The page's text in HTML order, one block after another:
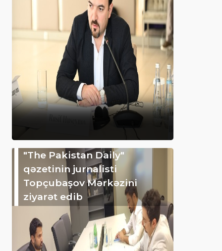
"The Pakistan Daily"
qəzetinin jurnalisti
Topçubaşov Mərkəzini
ziyarət edib